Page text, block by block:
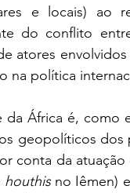
e locais)
do conflito
atores
na política
África é, como
geopolíticos
conta da
houthis no Iêmen)